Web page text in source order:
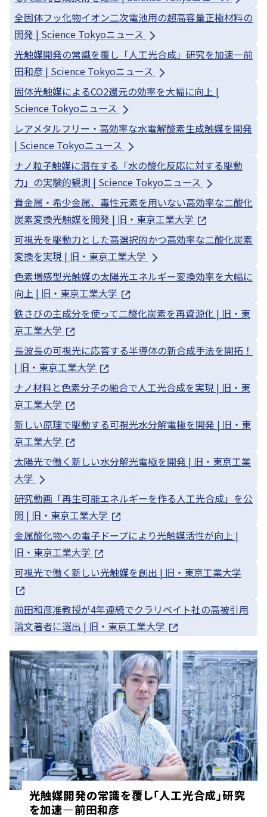
全固体フッ化物イオン二次電池用の超高容量正極材料の
開発 | Science Tokyoニュース
光触媒開発の常識を覆し「人工光合成」研究を加速―前
田和彦 | Science Tokyoニュース
固体光触媒によるCO2還元の効率を大幅に向上 |
Science Tokyoニュース
レアメタルフリー・高効率な水電解酸素生成触媒を開発
| Science Tokyoニュース
ナノ粒子触媒に潜在する「水の酸化反応に対する駆動
力」の実験的観測 | Science Tokyoニュース
貴金属・希少金属、毒性元素を用いない高効率な二酸化
炭素変換光触媒を開発 | 旧・東京工業大学
可視光を駆動力とした高選択的かつ高効率な二酸化炭素
変換を実現 | 旧・東京工業大学
色素増感型光触媒の太陽光エネルギー変換効率を大幅に
向上 | 旧・東京工業大学
鉄さびの主成分を使って二酸化炭素を再資源化 | 旧・東
京工業大学
長波長の可視光に応答する半導体の新合成手法を開拓！
| 旧・東京工業大学
ナノ材料と色素分子の融合で人工光合成を実現 | 旧・東
京工業大学
新しい原理で駆動する可視光水分解電極を開発 | 旧・東
京工業大学
太陽光で働く新しい水分解光電極を開発 | 旧・東京工業
大学
研究動画「再生可能エネルギーを作る人工光合成」を公
開 | 旧・東京工業大学
金属酸化物への電子ドープにより光触媒活性が向上 |
旧・東京工業大学
可視光で働く新しい光触媒を創出 | 旧・東京工業大学
前田和彦准教授が4年連続でクラリベイト社の高被引用
論文著者に選出 | 旧・東京工業大学
光触媒開発の常識を覆し「人工光合成」研究
を加速―前田和彦